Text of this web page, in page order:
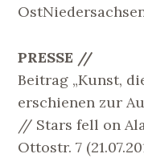
PRESSE //
Beitrag „Kunst,
erschienen zur
// Stars fell on
Ottostr. 7